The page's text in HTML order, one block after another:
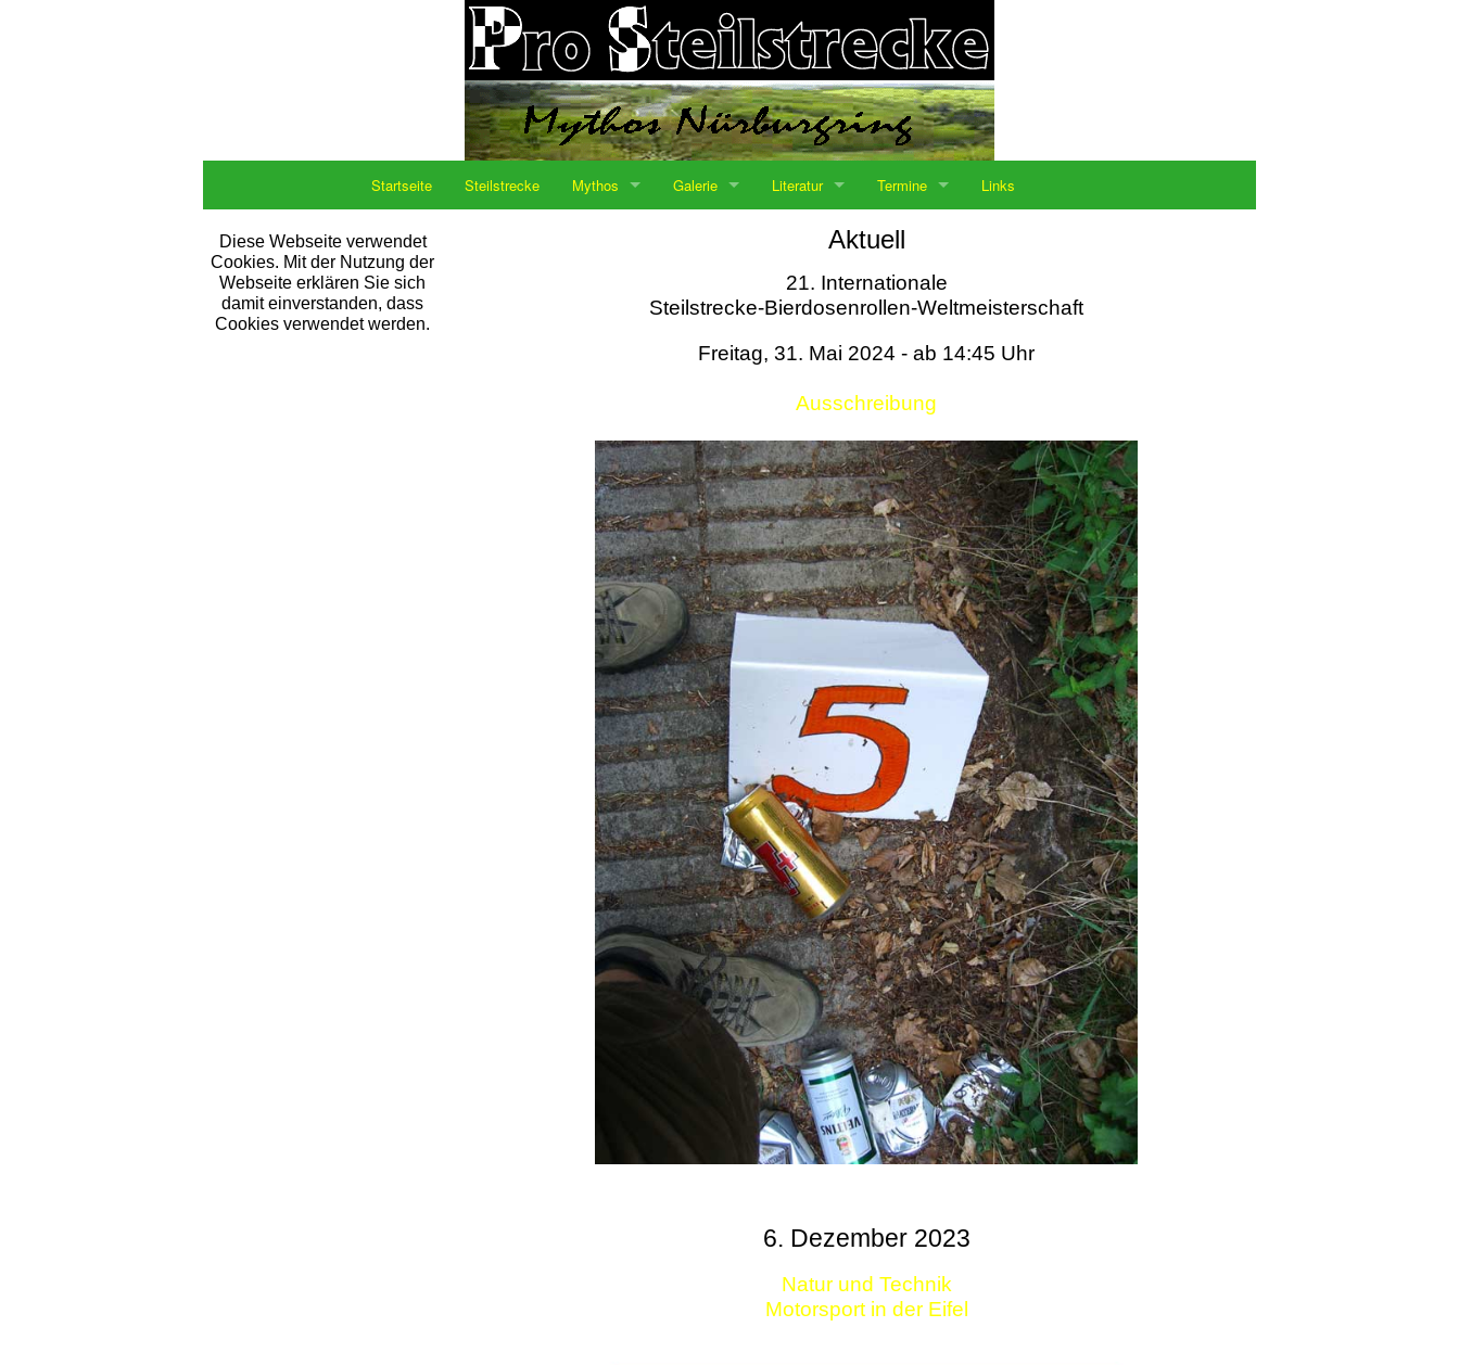
Startseite Steilstrecke Mythos Galerie Literatur Termine Links
Diese Webseite verwendet
Cookies. Mit der Nutzung der
Webseite erklären Sie sich
damit einverstanden, dass
Cookies verwendet werden.
Aktuell
21. Internationale
Steilstrecke-Bierdosenrollen-Weltmeisterschaft
Freitag, 31. Mai 2024 - ab 14:45 Uhr
Ausschreibung
6. Dezember 2023
Natur und Technik
Motorsport in der Eifel